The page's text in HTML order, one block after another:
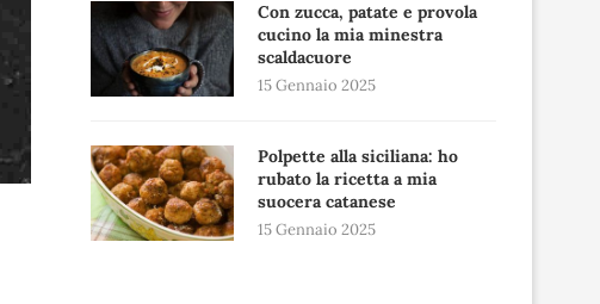
Con zucca, patate e provola
cucino la mia minestra
scaldacuore
15 Gennaio 2025
Polpette alla siciliana: ho
rubato la ricetta a mia
suocera catanese
15 Gennaio 2025